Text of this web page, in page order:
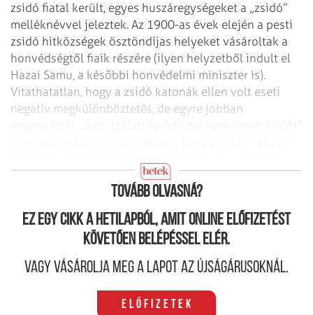
zsidó fiatal került, egyes huszáregységeket a „zsidó”
melléknévvel jeleztek. Az 1900-as évek elején a pesti
zsidó hitközségek ösztöndíjas helyeket vásároltak a
honvédségtől fiaik részére (ilyen helyzetből indult el
Hazai Samu, a későb­bi honvédelmi miniszter is).
Vitathatatlan, hogy a zsidó katonák ellen volt eseti
negatív megkülönböztetés, de egyre jobban
tisztviselőké pedig 21 százalékra nőtt a hadseregben.
Tovább olvasná?
Ez egy cikk a hetilapból, amit online előfizetést
követően belépéssel elér.
Vagy vásárolja meg a lapot az újságárusoknál.
Előfizetek